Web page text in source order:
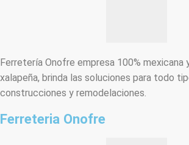
Ferretería Onofre empresa 100% mexicana
xalapeña, brinda las soluciones para todo
construcciones y remodelaciones.
Ferreteria Onofre